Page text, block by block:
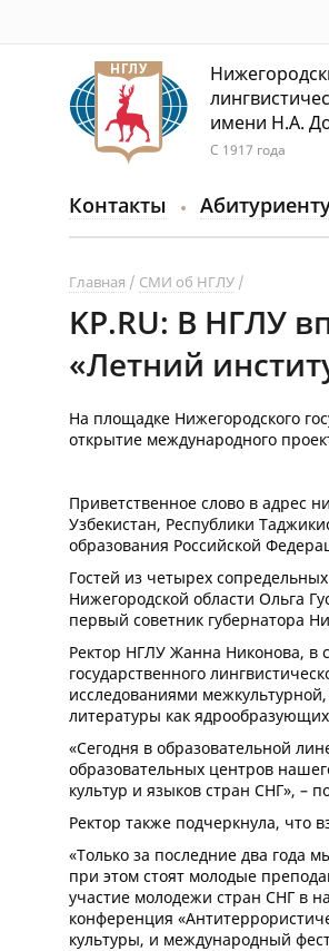
имени Н.А.
С 1917 года
Контакты
Главная СМИ об НГЛУ
KP.RU: В НГЛУ
«Летний
На площадке Нижегородского
открытие международного
Приветственное слово в адрес
Узбекистан, Республики
образования Российской
Гостей из четырех
Нижегородской области Ольга
первый советник губернатора
Ректор НГЛУ Жанна Никонова, в
государственного
исследованиями
литературы как
«Сегодня в образовательной
образовательных центров
культур и языков стран СНГ», –
Ректор также подчеркнула, что
«Только за последние два года
при этом стоят молодые
участие молодежи стран СНГ в
конференция
культуры, и международный